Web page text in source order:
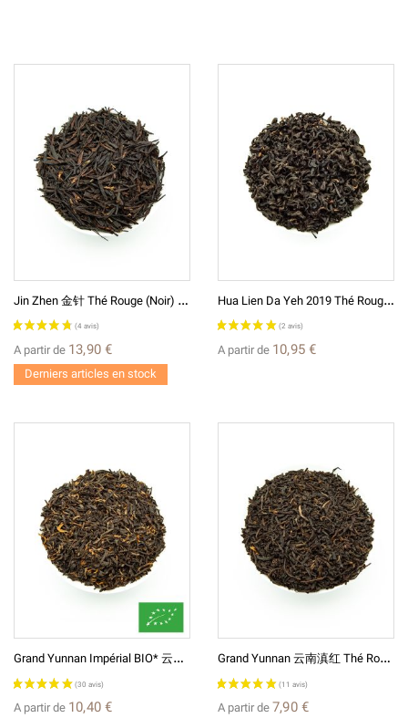
(3 avis)
J
In Zhen 金针 Thé Rouge (Noir) Chinois
A partir de 13,90 €
Derniers articles en stock
H
Ua Lien Da Yeh 2019 Thé Rouge De Taiwan
A partir de 10,95 €
G
Rand Yunnan Impérial BIO* 云南滇红 Thé Noir De Chine
A partir de 10,40 €
G
Rand Yunnan 云南滇红 Thé Rouge (Noir) De Chine
A partir de 7,90 €